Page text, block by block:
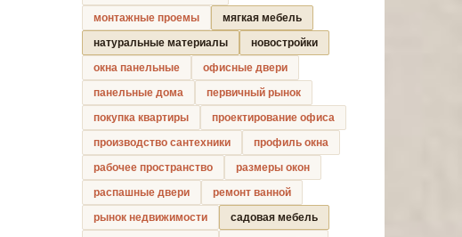
монтажные проемы
мягкая мебель
натуральные материалы
новостройки
окна панельные
офисные двери
панельные дома
первичный рынок
покупка квартиры
проектирование офиса
производство сантехники
профиль окна
рабочее пространство
размеры окон
распашные двери
ремонт ванной
рынок недвижимости
садовая мебель